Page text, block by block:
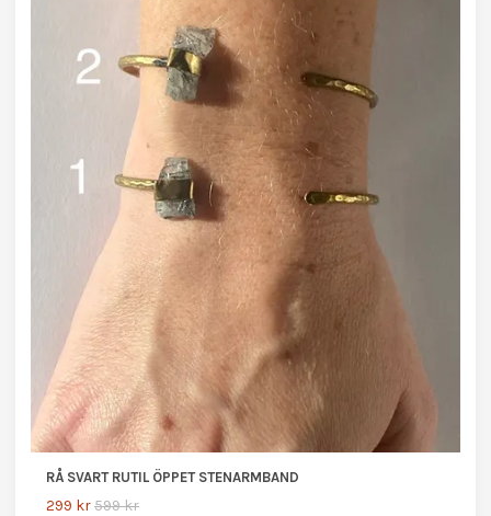
RÅ SVART RUTIL ÖPPET STENARMBAND
299 kr599 kr